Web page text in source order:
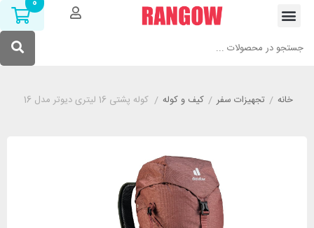
خانه/ تجهیزات سفر/ کیف و کوله/ کوله پشتی 16 لیتری دیوتر مدل DEUTER AC LITE 16 قهوه ای